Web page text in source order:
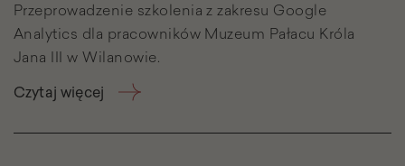
Przeprowadzenie szkolenia z zakresu Google
Analytics dla pracowników Muzeum Pałacu Króla
Jana III w Wilanowie.
Czytaj więcej